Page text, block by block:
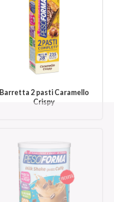
Barretta 2 pasti Caramello
Crispy